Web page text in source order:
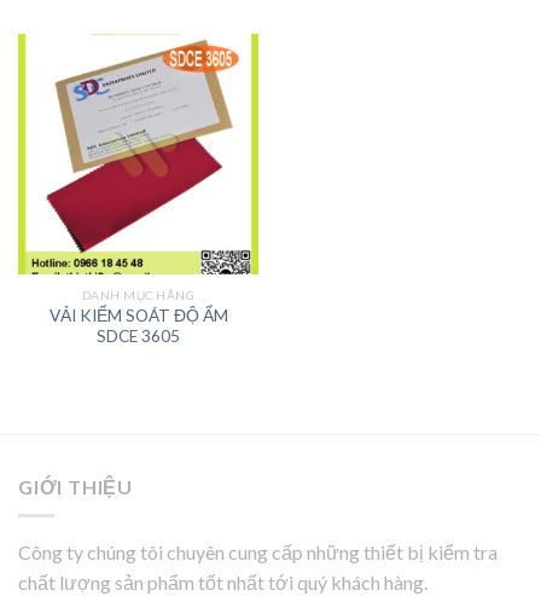
DANH MỤC HÃNG
VẢI KIỂM SOÁT ĐỘ ẨM
SDCE 3605
GIỚI THIỆU
Công ty chúng tôi chuyên cung cấp những thiết bị kiểm tra
chất lượng sản phẩm tốt nhất tới quý khách hàng.